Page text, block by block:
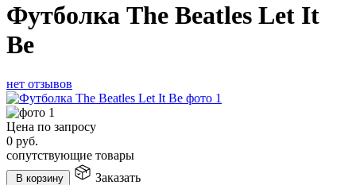
Футболка The Beatles Let It
Be
нет отзывов
Цена по запросу
0 руб.
сопутствующие товары
В корзину
Заказать